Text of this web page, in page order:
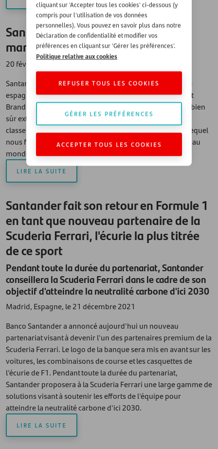
Santander dans le top 500 des
marques les plus valorisées
20 février 2024
Santander a de nouveau été reconnue comme la marque
espagnole la plus valorisée au monde dans le classement
Brand Finance Global 500 pour 2024 ! Nous en sommes bien
sûr extrêmement fiers. Cela contribue également au
classement Best Global Brands 2023 d’Interbrand, dans lequel
nous figurons parmi les 100 marques les plus valorisées au
monde...
LIRE LA SUITE
Santander fait son retour en Formule 1
en tant que nouveau partenaire de la
Scuderia Ferrari, l'écurie la plus titrée
de ce sport
Pendant toute la durée du partenariat, Santander
conseillera la Scuderia Ferrari dans le cadre de son
objectif d'atteindre la neutralité carbone d'ici 2030
Madrid, Espagne, le 21 décembre 2021
Banco Santander a annoncé aujourd'hui un nouveau
partenariat visant à devenir l'un des partenaires premium de la
Scuderia Ferrari. Le logo de la banque sera mis en avant sur les
voitures, les combinaisons de course et les casquettes de
l'écurie de F1. Pendant toute la durée du partenariat,
Santander proposera à la Scuderia Ferrari une large gamme de
solutions visant à soutenir les efforts de l'équipe pour
atteindre la neutralité carbone d'ici 2030.
LIRE LA SUITE
cliquant sur 'Accepter tous les cookies' ci-dessous (y
compris pour l'utilisation de vos données
personnelles). Vous pouvez en savoir plus dans notre
Déclaration de confidentialité et modifier vos
préférences en cliquant sur 'Gérer les préférences'.
Politique relative aux cookies
REFUSER TOUS LES COOKIES
GÉRER LES PRÉFÉRENCES
ACCEPTER TOUS LES COOKIES